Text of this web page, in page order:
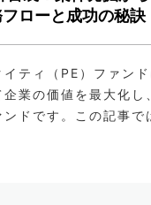
ローと成功の秘訣
ティ（PE）ファン
業の価値を最大化し
ドです。この記事で